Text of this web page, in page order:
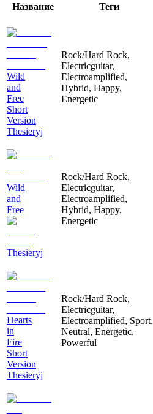
Название Теги
Wild
and
Free
Short
Version
Thesieryj
Rock/Hard Rock,
Electricguitar,
Electroamplified,
Hybrid, Happy,
Energetic
Wild
and
Free
Thesieryj
Rock/Hard Rock,
Electricguitar,
Electroamplified,
Hybrid, Happy,
Energetic
Hearts
in
Fire
Short
Version
Thesieryj
Rock/Hard Rock,
Electricguitar,
Electroamplified, Sport,
Neutral, Energetic,
Powerful